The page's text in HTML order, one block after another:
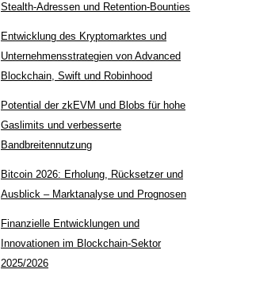
Stealth-Adressen und Retention-Bounties
Entwicklung des Kryptomarktes und
Unternehmensstrategien von Advanced
Blockchain, Swift und Robinhood
Potential der zkEVM und Blobs für hohe
Gaslimits und verbesserte
Bandbreitennutzung
Bitcoin 2026: Erholung, Rücksetzer und
Ausblick – Marktanalyse und Prognosen
Finanzielle Entwicklungen und
Innovationen im Blockchain-Sektor
2025/2026